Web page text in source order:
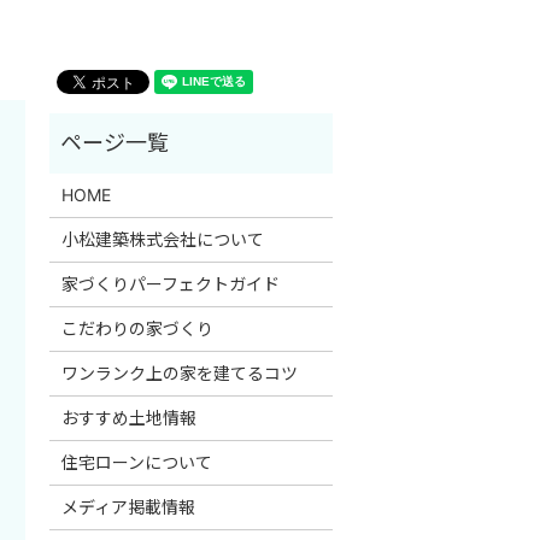
HOME
小松建築株式会社について
家づくりパーフェクトガイド
こだわりの家づくり
ワンランク上の家を建てるコツ
おすすめ土地情報
住宅ローンについて
メディア掲載情報